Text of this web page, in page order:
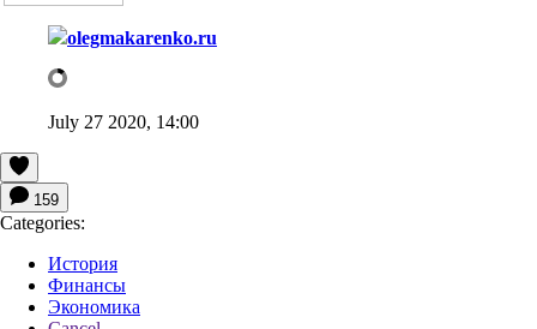
olegmakarenko.ru
July 27 2020, 14:00
159
Categories:
История
Финансы
Экономика